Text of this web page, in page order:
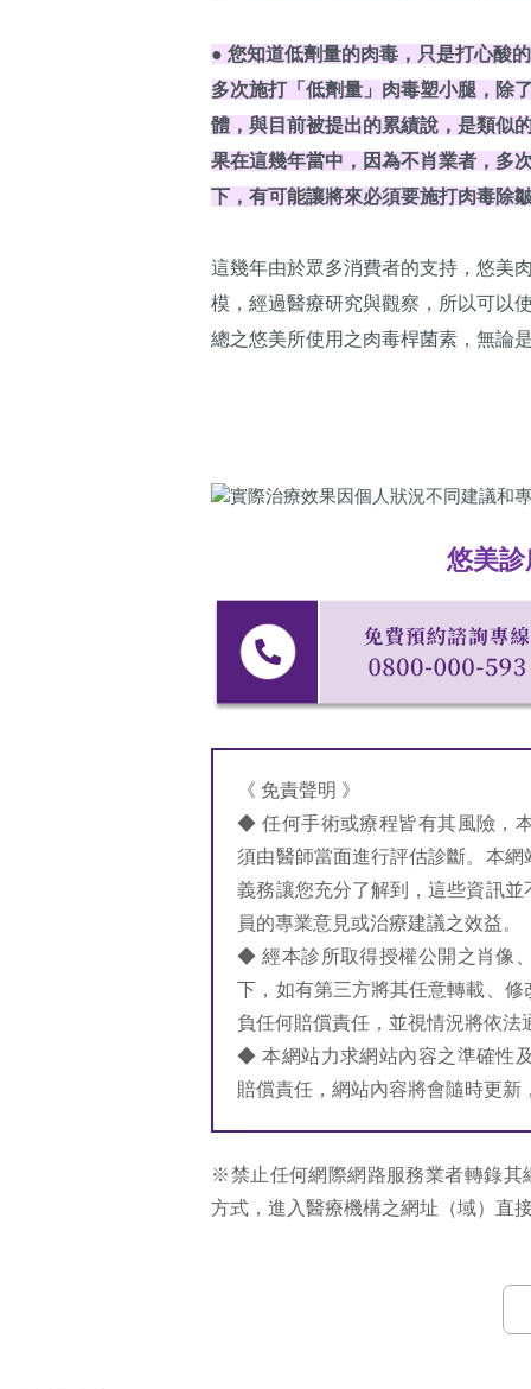
● 您知道低劑量的肉毒，只是打心酸
多次施打「低劑量」肉毒塑小腿，除
體，與目前被提出的累績說，是類似
果在這幾年當中，因為不肖業者，多
下，有可能讓將來必須要施打肉毒除
這幾年由於眾多消費者的支持，悠美
模，經過醫療研究與觀察，所以可以
總之悠美所使用之肉毒桿菌素，無論
悠美
《 免責聲明 》
◆ 任何手術或療程皆有其風險，
須由醫師當面進行評估診斷。本
義務讓您充分了解到，這些資訊
員的專業意見或治療建議之效益。
◆ 經本診所取得授權公開之肖像
下，如有第三方將其任意轉載、
負任何賠償責任，並視情況將依法
◆ 本網站力求網站內容之準確性
賠償責任，網站內容將會隨時更新
※禁止任何網際網路服務業者轉錄其
方式，進入醫療機構之網址（域）直